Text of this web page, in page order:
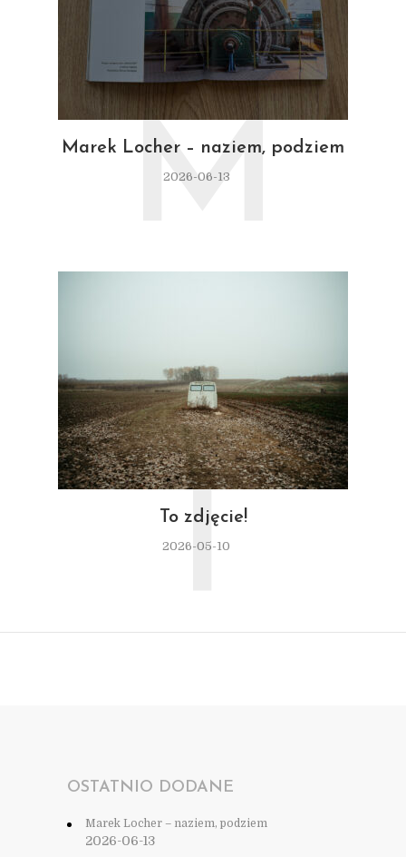
Marek Locher – naziem, podziem
2026-06-13
M
To zdjęcie!
2026-05-10
T
OSTATNIO DODANE
Marek Locher – naziem, podziem
2026-06-13